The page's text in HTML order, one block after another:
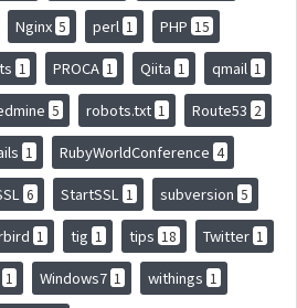
Nginx 5 perl 1 PHP 15
1 PROCA 1 Qiita 1 qmail 1
5 robots.txt 1 Route53 2
1 RubyWorldConference 4
6 StartSSL 1 subversion 5
1 tig 1 tips 18 Twitter 1
1 Windows7 1 withings 1